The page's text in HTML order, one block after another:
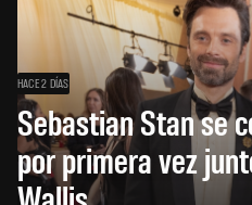
HACE 2 DÍAS
Sebastian Stan se
por primera vez